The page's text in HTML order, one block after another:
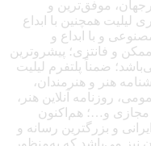
موفق‌ترین و
لیلیت همچنین با ابداع
و با ابداع و
و فانتزی؛ پیشروترین
ضمناً پلتفرم لیلیت
هنر و هنرمندان،
روزنامه آنلاین هنر،
مجازی و…؛ هم‌اکنون
و بزرگترین رسانه و